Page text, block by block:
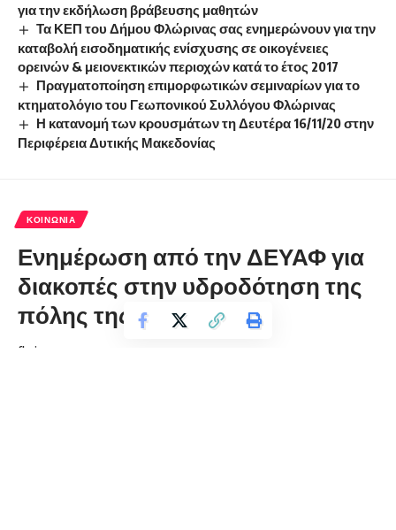
για την εκδήλωση βράβευσης μαθητών
Τα ΚΕΠ του Δήμου Φλώρινας σας ενημερώνουν για την
καταβολή εισοδηματικής ενίσχυσης σε οικογένειες
ορεινών & μειονεκτικών περιοχών κατά το έτος 2017
Πραγματοποίηση επιμορφωτικών σεμιναρίων για το
κτηματολόγιο του Γεωπονικού Συλλόγου Φλώρινας
Η κατανομή των κρουσμάτων τη Δευτέρα 16/11/20 στην
Περιφέρεια Δυτικής Μακεδονίας
ΚΟΙΝΩΝΊΑ
Ενημέρωση από την ΔΕΥΑΦ για
διακοπές στην υδροδότηση της
πόλης της Φλώρινας
florinapress.gr